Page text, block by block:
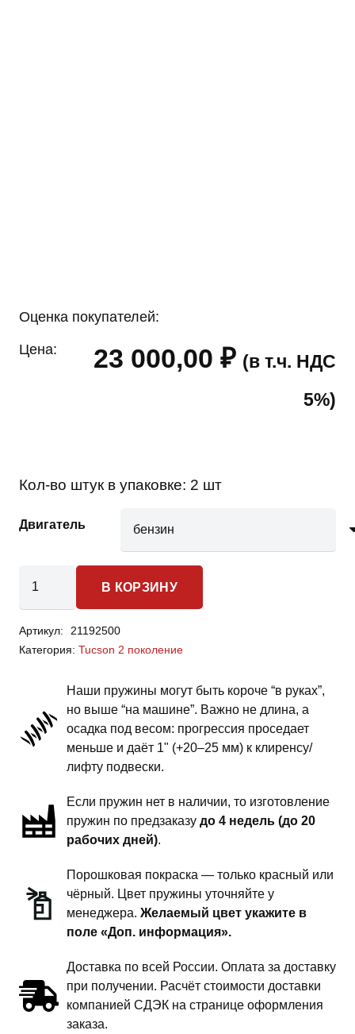
Оценка покупателей:
Цена: 23 000,00 ₽ (в т.ч. НДС
5%)
Кол-во штук в упаковке: 2 шт
Двигатель
товара
Tucson
ix35
поколение
пружины
В КОРЗИНУ
Артикул:
21192500
Категория: Tucson 2 поколение
Наши пружины могут быть короче “в руках”,
но выше “на машине”. Важно не длина, а
осадка под весом: прогрессия проседает
меньше и даёт 1" (+20–25 мм) к клиренсу/
лифту подвески.
Если пружин нет в наличии, то изготовление
пружин по предзаказу до 4 недель (до 20
рабочих дней).
Порошковая покраска — только красный или
чёрный. Цвет пружины уточняйте у
менеджера. Желаемый цвет укажите в
поле «Доп. информация».
Доставка по всей России. Оплата за доставку
при получении. Расчёт стоимости доставки
компанией СДЭК на странице оформления
заказа.